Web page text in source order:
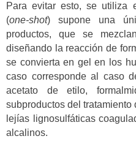
Para evitar esto, se utiliza
(one-shot) supone una
productos, que se
diseñando la reacción de
se convierta en gel en los
caso corresponde al caso
acetato de etilo,
subproductos del
lejías lignosulfáticas
alcalinos.